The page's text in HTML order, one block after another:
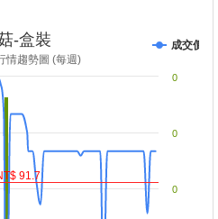
-盒裝
情趨勢圖 (每週)
成交價
0
0
0
91.7